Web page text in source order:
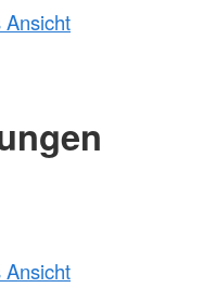
Ansicht
Ansicht